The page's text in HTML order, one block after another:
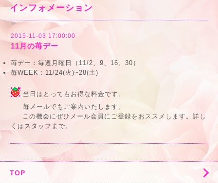
インフォメーション
2015-11-03 17:00:00
11月の苺デー
苺デー： 毎週月曜日（11/2、9、16、30）
苺WEEK：11/24(火)~28(土)
当日はとってもお得な料金です。
苺メールでもご案内いたします。
この機会にぜひメール会員にご登録をおススメします。詳し
くはスタッフまで。
TOP